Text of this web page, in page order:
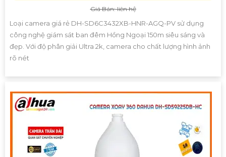
Giá Bán: liên hệ
Loại camera giá rẻ DH-SD6C3432XB-HNR-AGQ-PV sử dụng
công nghệ giám sát ban đêm Hồng Ngoại 150m siêu sáng và
đẹp. Với độ phân giải Ultra 2k, camera cho chất lượng hình ảnh
rõ nét